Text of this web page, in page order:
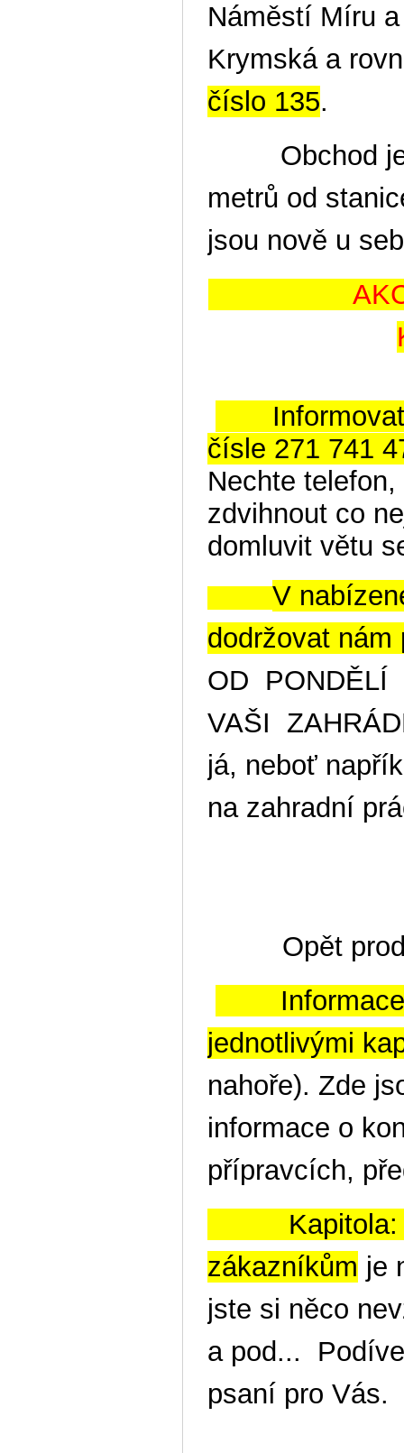
Náměstí Míru
Krymská a
číslo 135.
Obchod je
metrů od
jsou nově u
Informovat
čísle 271 741
Nechte
zdvihnout co
domluvit větu
V
dodržovat nám
OD PONDĚLÍ
VAŠI
já, neboť
na zahradní
Opět
Informace
jednotlivými
nahoře). Zde
informace o
přípravcích,
Kapitola:
zákazníkům je
jste si něco
a pod...
psaní pro Vás.